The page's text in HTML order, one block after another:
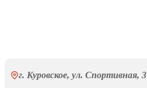
г. Куровское, ул. Спортивная, 3